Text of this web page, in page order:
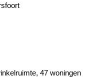
47 woningen